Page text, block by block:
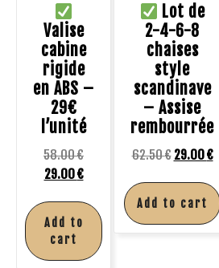
Valise
cabine
rigide
en ABS –
29€
l’unité
58.00€
29.00€
Add to
cart
Lot de
2-4-6-8
chaises
style
scandinave
– Assise
rembourrée
62.50€ 29.00€
Add to cart